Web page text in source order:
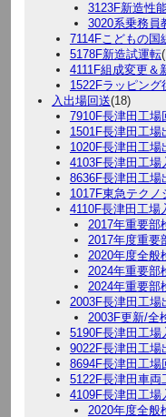
3123F新造性
3020系乗務員
7114Fこどもの国
5178F新造試運転
4111F組成変更＆
1522Fラッピング
入出場回送(18)
7910F長津田工場
1501F長津田工場
1020F長津田工場
4103F長津田工場
8636F長津田工場
1017F東急テクノ
4110F長津田工場
2017年重要部
2017年度重要
2020年度全般
2024年重要部
2024年重要部
2003F長津田工場
2003F更新/全
5190F長津田工場
9022F長津田工場
8694F長津田工場
5122F長津田車両
4109F長津田工場
2020年度全般